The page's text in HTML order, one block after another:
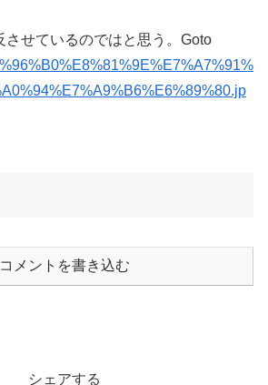
させているのではと思う。Goto
コメントを書き込む
シェアする